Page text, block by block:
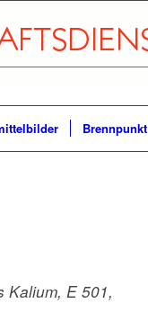
Brennpunkt
Kalium, E 501,